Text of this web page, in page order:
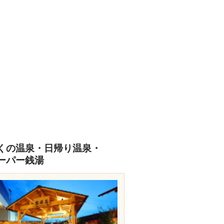
の温泉・日帰り温泉・
パー銭湯